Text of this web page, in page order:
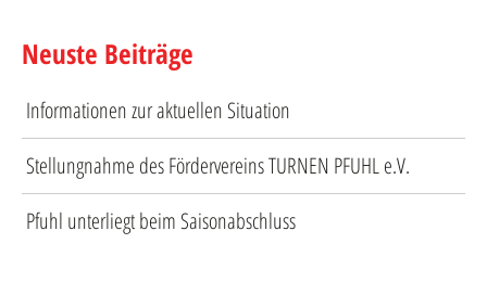
Neuste Beiträge
Informationen zur aktuellen Situation
Stellungnahme des Fördervereins TURNEN PFUHL e.V.
Pfuhl unterliegt beim Saisonabschluss